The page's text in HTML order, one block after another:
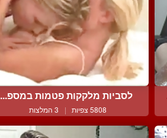
לסביות מלקקות פטמות במספ...
5808 צפיות | 3 המלצות